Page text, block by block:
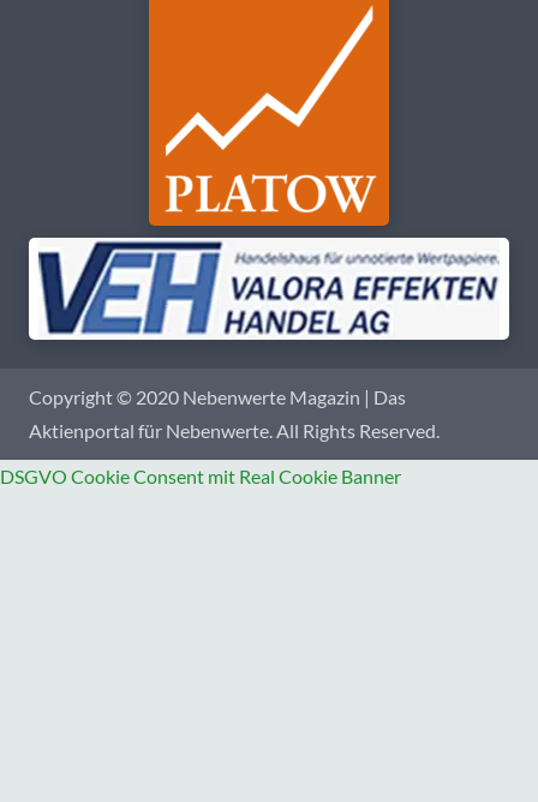
Copyright © 2020 Nebenwerte Magazin | Das
Aktienportal für Nebenwerte. All Rights Reserved.
DSGVO Cookie Consent mit Real Cookie Banner